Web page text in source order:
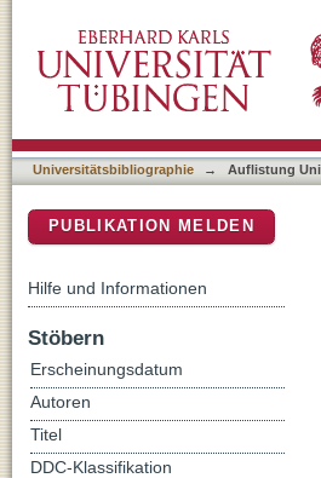
Universitätsbibliographie → Auflistung
PUBLIKATION MELDEN
Hilfe und Informationen
Stöbern
Erscheinungsdatum
Autoren
Titel
DDC-Klassifikation